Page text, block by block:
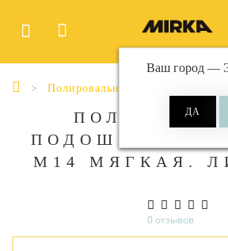
Ваш город —
Полировальные диски
ПОДОШВА
М14 МЯГКАЯ.
0 отзывов